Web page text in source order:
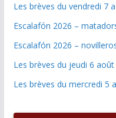
Les brèves du vendredi 7
Escalafón 2026 –
Escalafón 2026 –
Les brèves du jeudi 6 août
Les brèves du mercredi 5